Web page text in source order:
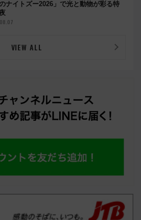
のナイトズー2026」で光と動物が彩る特
VIEW ALL